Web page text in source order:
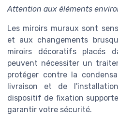
Attention aux éléments
Les miroirs muraux sont
et aux changements
miroirs décoratifs placés
peuvent nécessiter un
protéger contre la
livraison et de
dispositif de fixation
garantir votre sécurité.